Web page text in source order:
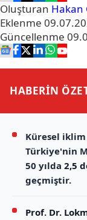
Oluşturan Hakan
Eklenme
Güncellenme
HABERİN
Küresel
Türkiye'nin
50 yılda 2,5
geçmiştir.
Prof. Dr.